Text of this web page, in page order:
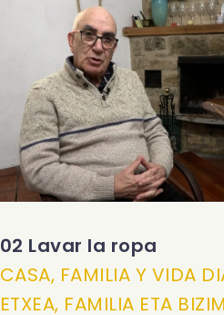
02 Lavar la ropa
CASA, FAMILIA Y VIDA
ETXEA, FAMILIA ETA